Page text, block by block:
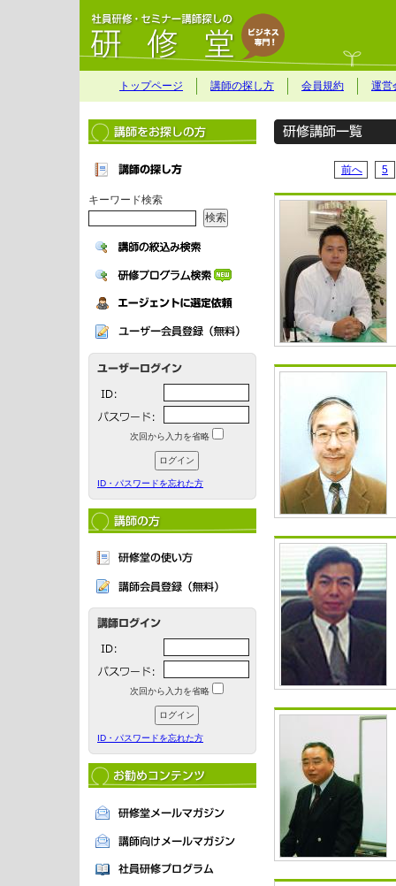
トップページ 講師の探し方 会員規約 運営
キーワード検索
次回から入力を省略
ID・パスワードを忘れた方
次回から入力を省略
ID・パスワードを忘れた方
前へ 5